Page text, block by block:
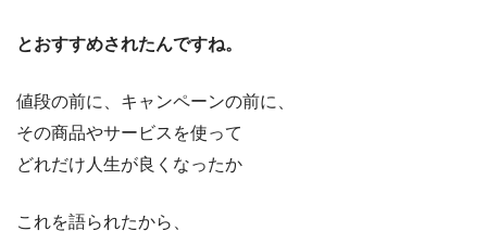
とおすすめされたんですね。
値段の前に、キャンペーンの前に、
その商品やサービスを使って
どれだけ人生が良くなったか
これを語られたから、